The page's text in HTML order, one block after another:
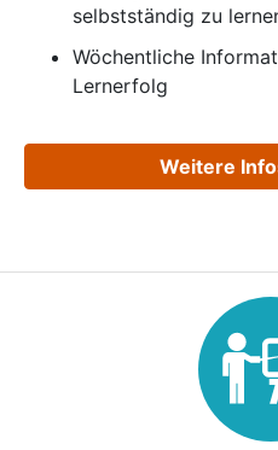
selbstständig zu
Wöchentliche
Lernerfolg
Weitere